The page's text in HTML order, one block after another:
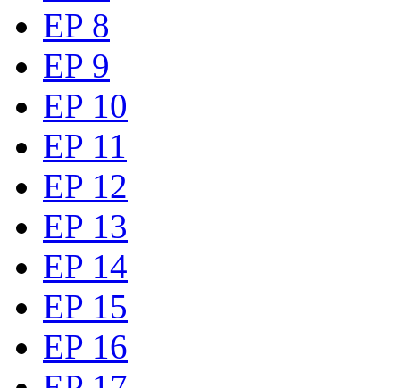
EP 8
EP 9
EP 10
EP 11
EP 12
EP 13
EP 14
EP 15
EP 16